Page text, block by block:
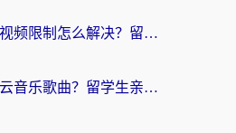
手机海外地区看视频限制怎么解决？留学生亲测有效的回国加速器指南
国外如何听网易云音乐歌曲？留学生亲测有效的回国加速方案